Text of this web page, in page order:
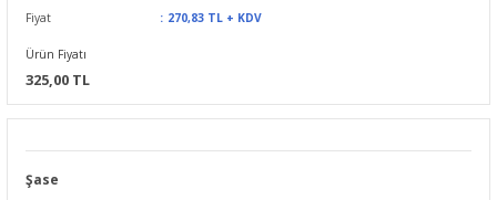
Fiyat
270,83 TL + KDV
Ürün Fiyatı
325,00 TL
Şase